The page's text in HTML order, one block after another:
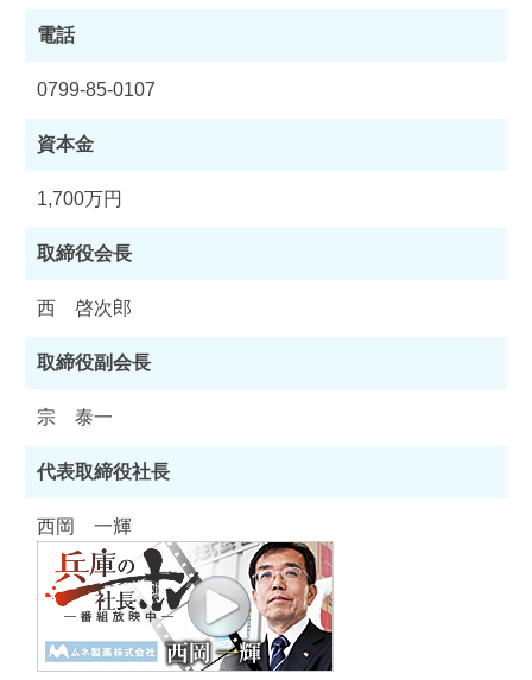
電話
0799-85-0107
資本金
1,700万円
取締役会長
西 啓次郎
取締役副会長
宗 泰一
代表取締役社長
西岡 一輝